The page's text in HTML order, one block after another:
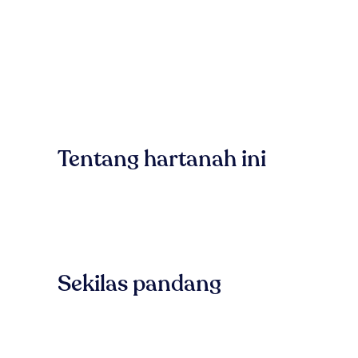
Tentang hartanah ini
Sekilas pandang